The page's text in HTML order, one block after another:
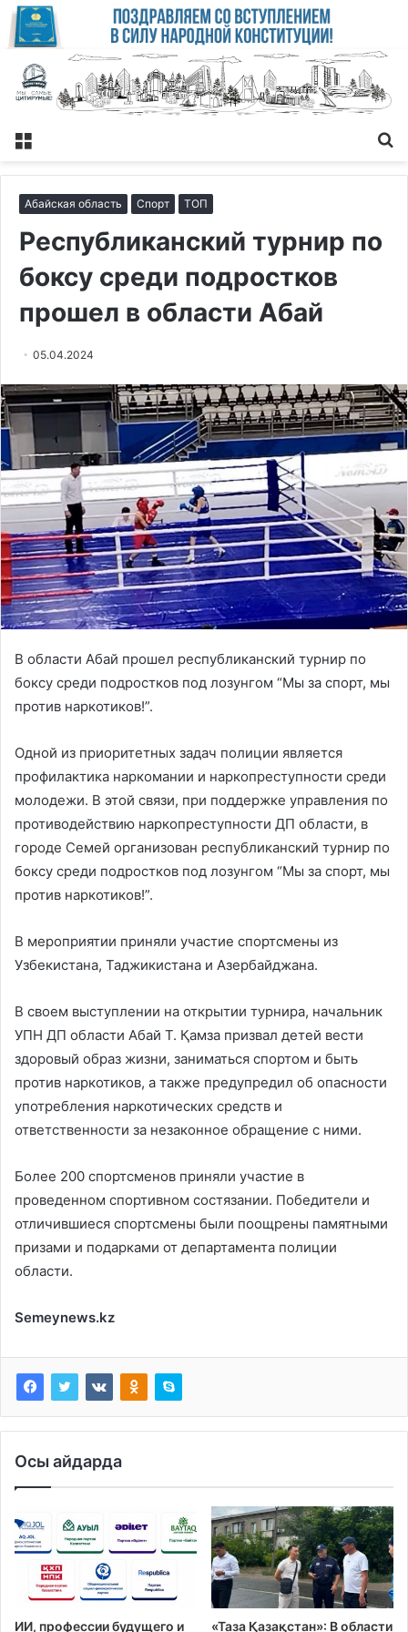
Меню
Абайская область Спорт ТОП
Республиканский турнир по
боксу среди подростков
прошел в области Абай
05.04.2024
В области Абай прошел республиканский турнир по
боксу среди подростков под лозунгом “Мы за спорт, мы
против наркотиков!”.
Одной из приоритетных задач полиции является
профилактика наркомании и наркопреступности среди
молодежи. В этой связи, при поддержке управления по
противодействию наркопреступности ДП области, в
городе Семей организован республиканский турнир по
боксу среди подростков под лозунгом “Мы за спорт, мы
против наркотиков!”.
В мероприятии приняли участие спортсмены из
Узбекистана, Таджикистана и Азербайджана.
В своем выступлении на открытии турнира, начальник
УПН ДП области Абай Т. Қамза призвал детей вести
здоровый образ жизни, заниматься спортом и быть
против наркотиков, а также предупредил об опасности
употребления наркотических средств и
ответственности за незаконное обращение с ними.
Более 200 спортсменов приняли участие в
проведенном спортивном состязании. Победители и
отличившиеся спортсмены были поощрены памятными
призами и подарками от департамента полиции
области.
Semeynews.kz
Осы айдарда
ИИ, профессии будущего и «Таза Қазақстан»: В области